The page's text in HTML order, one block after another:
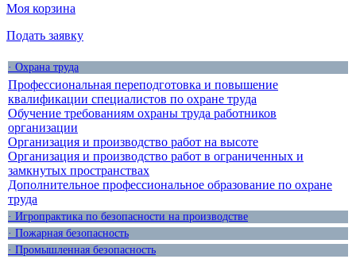
Моя корзина
Подать заявку
· Охрана труда
Профессиональная переподготовка и повышение
квалификации специалистов по охране труда
Обучение требованиям охраны труда работников
организации
Организация и производство работ на высоте
Организация и производство работ в ограниченных и
замкнутых пространствах
Дополнительное профессиональное образование по охране
труда
· Игропрактика по безопасности на производстве
· Пожарная безопасность
· Промышленная безопасность